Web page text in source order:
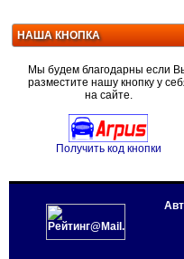
НАША КНОПКА
Мы будем благодарны если
разместите нашу кнопку у
на сайте.
Получить код кнопки